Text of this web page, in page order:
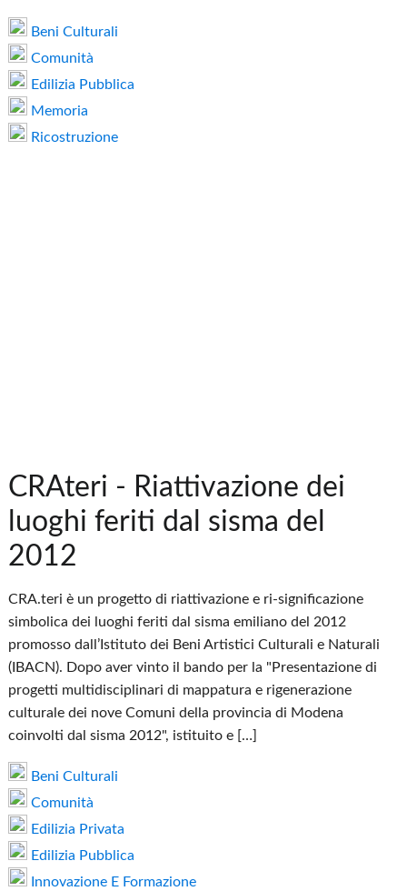
Beni Culturali
Comunità
Edilizia Pubblica
Memoria
Ricostruzione
CRAteri - Riattivazione dei
luoghi feriti dal sisma del
2012
CRA.teri è un progetto di riattivazione e ri-significazione
simbolica dei luoghi feriti dal sisma emiliano del 2012
promosso dall’Istituto dei Beni Artistici Culturali e Naturali
(IBACN). Dopo aver vinto il bando per la "Presentazione di
progetti multidisciplinari di mappatura e rigenerazione
culturale dei nove Comuni della provincia di Modena
coinvolti dal sisma 2012", istituito e […]
Beni Culturali
Comunità
Edilizia Privata
Edilizia Pubblica
Innovazione E Formazione